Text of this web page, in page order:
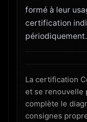
formé à leur
certification
périodiquement.
La certification
et se renouvelle
complète le
consignes